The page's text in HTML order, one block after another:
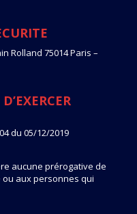
Rolland 75014 Paris –
du 05/12/2019
aucune prérogative de
ou aux personnes qui